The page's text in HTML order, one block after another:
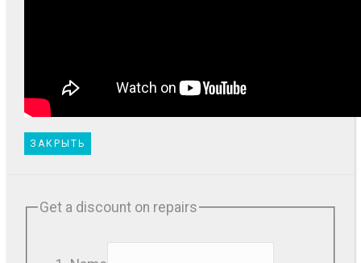
ЗАКРЫТЬ
Get a discount on repairs